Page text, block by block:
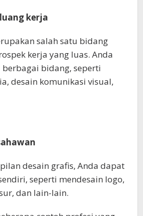
kerja
salah satu bidang
kerja yang luas. Anda
bidang, seperti
desain komunikasi visual,
desain grafis, Anda dapat
seperti mendesain logo,
dan lain-lain.